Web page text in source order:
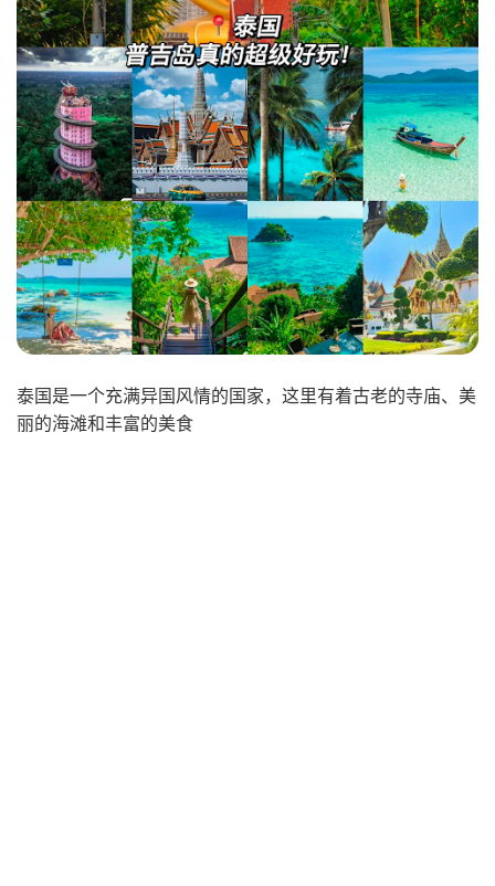
泰国是一个充满异国风情的国家，这里有着古老的寺庙、美
丽的海滩和丰富的美食